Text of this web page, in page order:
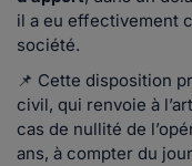
il a eu effectivement
société.
📌 Cette disposition
civil, qui renvoie à
cas de nullité de
ans, à compter du